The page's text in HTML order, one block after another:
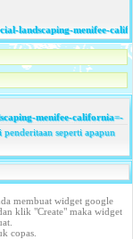
landscaping-menifee-
menifee-california=-
seperti apapun
membuat widget google
klik "Create" maka widget
copas.